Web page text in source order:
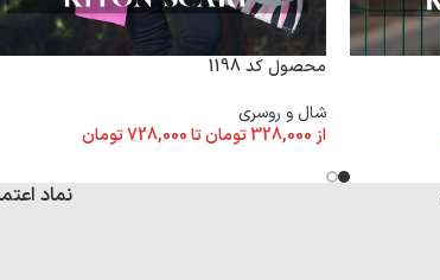
محصول کد 1198
شال و روسری
از 328,000تومانتا728,000تومان
نماد